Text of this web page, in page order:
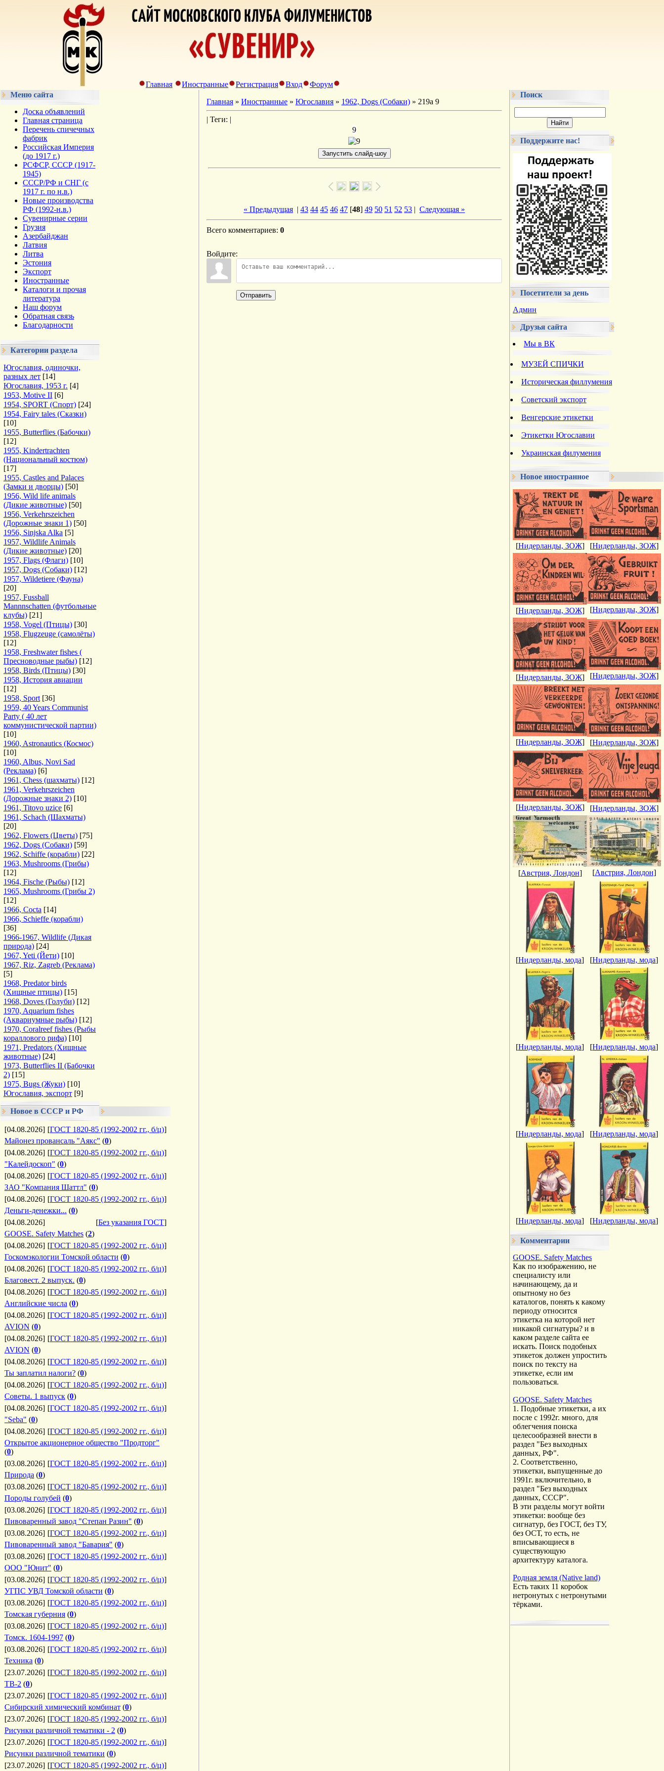
Главная Иностранные Регистрация Вход
Форум
Меню сайта
Доска объявлений
Главная страница
Перечень спичечных
фабрик
Российская Империя
(до 1917 г.)
РСФСР, СССР (1917-
1945)
СССР/РФ и СНГ (с
1917 г. по н.в.)
Новые производства
РФ (1992-н.в.)
Сувенирные серии
Грузия
Азербайджан
Латвия
Литва
Эстония
Экспорт
Иностранные
Каталоги и прочая
литература
Наш форум
Обратная связь
Благодарности
Категории раздела
Югославия, одиночки,
разных лет [14]
Югославия, 1953 г. [4]
1953, Motive II [6]
1954, SPORT (Спорт) [24]
1954, Fairy tales (Сказки)
[10]
1955, Butterflies (Бабочки)
[12]
1955, Kindertrachten
(Национальный костюм)
[17]
1955, Castles and Palaces
(Замки и дворцы) [50]
1956, Wild life animals
(Дикие животные) [50]
1956, Verkehrszeichen
(Дорожные знаки 1) [50]
1956, Sinjska Alka [5]
1957, Wildlife Animals
(Дикие животные) [20]
1957, Flags (Флаги) [10]
1957, Dogs (Собаки) [12]
1957, Wildetiere (Фауна)
[20]
1957, Fussball
Mannnschatten (футбольные
клубы) [21]
1958, Vogel (Птицы) [30]
1958, Flugzeuge (самолёты)
[12]
1958, Freshwater fishes (
Пресноводные рыбы) [12]
1958, Birds (Птицы) [30]
1958, История авиации
[12]
1958, Sport [36]
1959, 40 Years Communist
Party ( 40 лет
коммунистической партии)
[10]
1960, Astronautics (Космос)
[10]
1960, Albus, Novi Sad
(Реклама) [6]
1961, Chess (шахматы) [12]
1961, Verkehrszeichen
(Дорожные знаки 2) [10]
1961, Titovo uzice [6]
1961, Schach (Шахматы)
[20]
1962, Flowers (Цветы) [75]
1962, Dogs (Собаки) [59]
1962, Schiffe (корабли) [22]
1963, Mushrooms (Грибы)
[12]
1964, Fische (Рыбы) [12]
1965, Mushrooms (Грибы 2)
[12]
1966, Cocta [14]
1966, Schieffe (корабли)
[36]
1966-1967, Wildlife (Дикая
природа) [24]
1967, Yeti (Йети) [10]
1967, Riz, Zagreb (Реклама)
[5]
1968, Predator birds
(Хищные птицы) [15]
1968, Doves (Голуби) [12]
1970, Aquarium fishes
(Аквариумные рыбы) [12]
1970, Coralreef fishes (Рыбы
кораллового рифа) [10]
1971, Predators (Хищные
животные) [24]
1973, Butterflies II (Бабочки
2) [15]
1975, Bugs (Жуки) [10]
Югославия, экспорт [9]
Новое в СССР и РФ
[04.08.2026] [ГОСТ 1820-85 (1992-2002 гг., б/ц)]
Майонез провансаль "Аякс" (0)
[04.08.2026] [ГОСТ 1820-85 (1992-2002 гг., б/ц)]
"Калейдоскоп" (0)
[04.08.2026] [ГОСТ 1820-85 (1992-2002 гг., б/ц)]
ЗАО "Компания Шаттл" (0)
[04.08.2026] [ГОСТ 1820-85 (1992-2002 гг., б/ц)]
Деньги-денежки... (0)
[04.08.2026]
[Без указания ГОСТ]
GOOSE. Safety Matches (2)
[04.08.2026] [ГОСТ 1820-85 (1992-2002 гг., б/ц)]
Госкомэкологии Томской области (0)
[04.08.2026] [ГОСТ 1820-85 (1992-2002 гг., б/ц)]
Благовест. 2 выпуск. (0)
[04.08.2026] [ГОСТ 1820-85 (1992-2002 гг., б/ц)]
Английские числа (0)
[04.08.2026] [ГОСТ 1820-85 (1992-2002 гг., б/ц)]
AVION (0)
[04.08.2026] [ГОСТ 1820-85 (1992-2002 гг., б/ц)]
AVION (0)
[04.08.2026] [ГОСТ 1820-85 (1992-2002 гг., б/ц)]
Ты заплатил налоги? (0)
[04.08.2026] [ГОСТ 1820-85 (1992-2002 гг., б/ц)]
Советы. 1 выпуск (0)
[04.08.2026] [ГОСТ 1820-85 (1992-2002 гг., б/ц)]
"Seba" (0)
[04.08.2026] [ГОСТ 1820-85 (1992-2002 гг., б/ц)]
Открытое акционерное общество "Продторг"
(0)
[03.08.2026] [ГОСТ 1820-85 (1992-2002 гг., б/ц)]
Природа (0)
[03.08.2026] [ГОСТ 1820-85 (1992-2002 гг., б/ц)]
Породы голубей (0)
[03.08.2026] [ГОСТ 1820-85 (1992-2002 гг., б/ц)]
Пивоваренный завод "Степан Разин" (0)
[03.08.2026] [ГОСТ 1820-85 (1992-2002 гг., б/ц)]
Пивоваренный завод "Бавария" (0)
[03.08.2026] [ГОСТ 1820-85 (1992-2002 гг., б/ц)]
ООО "Юнит" (0)
[03.08.2026] [ГОСТ 1820-85 (1992-2002 гг., б/ц)]
УГПС УВД Томской области (0)
[03.08.2026] [ГОСТ 1820-85 (1992-2002 гг., б/ц)]
Томская губерния (0)
[03.08.2026] [ГОСТ 1820-85 (1992-2002 гг., б/ц)]
Томск. 1604-1997 (0)
[03.08.2026] [ГОСТ 1820-85 (1992-2002 гг., б/ц)]
Техника (0)
[23.07.2026] [ГОСТ 1820-85 (1992-2002 гг., б/ц)]
ТВ-2 (0)
[23.07.2026] [ГОСТ 1820-85 (1992-2002 гг., б/ц)]
Сибирский химический комбинат (0)
[23.07.2026] [ГОСТ 1820-85 (1992-2002 гг., б/ц)]
Рисунки различной тематики - 2 (0)
[23.07.2026] [ГОСТ 1820-85 (1992-2002 гг., б/ц)]
Рисунки различной тематики (0)
[23.07.2026] [ГОСТ 1820-85 (1992-2002 гг., б/ц)]
Главная » Иностранные » Югославия » 1962, Dogs (Собаки) » 219а 9
| Теги: |
9
« Предыдущая | 43 44 45 46 47 [48] 49 50 51 52 53 | Следующая »
Всего комментариев: 0
Войдите:
Отправить
Поиск
Поддержите нас!
Посетители за день
Админ
Друзья сайта
Мы в ВК
МУЗЕЙ СПИЧКИ
Историческая филлумения
Советский экспорт
Венгерские этикетки
Этикетки Югославии
Украинская филумения
Новое иностранное
[Нидерланды, ЗОЖ] [Нидерланды, ЗОЖ]
[Нидерланды, ЗОЖ] [Нидерланды, ЗОЖ]
[Нидерланды, ЗОЖ] [Нидерланды, ЗОЖ]
[Нидерланды, ЗОЖ] [Нидерланды, ЗОЖ]
[Нидерланды, ЗОЖ] [Нидерланды, ЗОЖ]
[Австрия, Лондон] [Австрия, Лондон]
[Нидерланды, мода] [Нидерланды, мода]
[Нидерланды, мода] [Нидерланды, мода]
[Нидерланды, мода] [Нидерланды, мода]
[Нидерланды, мода] [Нидерланды, мода]
Комментарии
GOOSE. Safety Matches
Как по изображению, не
специалисту или
начинающему, да и
опытному но без
каталогов, понять к какому
периоду относится
этикетка на которой нет
никакой сигнатуры? и в
каком разделе сайта ее
искать. Поиск подобных
этикеток должен упростить
поиск по тексту на
этикетке, если им
пользоваться.
GOOSE. Safety Matches
1. Подобные этикетки, а их
после с 1992г. много, для
облегчения поиска
целесообразней внести в
раздел "Без выходных
данных, РФ".
2. Соответственно,
этикетки, выпущенные до
1991г. включительно, в
раздел "Без выходных
данных, СССР".
В эти разделы могут войти
этикетки: вообще без
сигнатур, без ГОСТ, без ТУ,
без ОСТ, то есть, не
вписывающиеся в
существующую
архитектуру каталога.
Родная земля (Native land)
Есть таких 11 коробок
нетронутых с нетронутыми
тёрками.